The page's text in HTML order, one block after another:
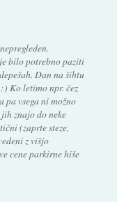
bilo potrebno paziti
Dan na šihtu
Ko letimo npr. čez
pa vsega ni možno
znajo do neke
(zaprte steze,
z višjo
cene parkirne hiše